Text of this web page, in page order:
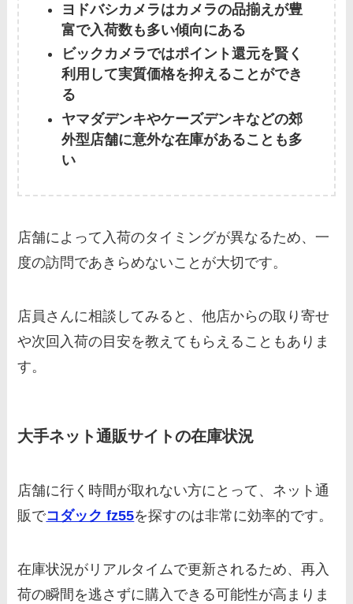
ヨドバシカメラはカメラの品揃えが豊
富で入荷数も多い傾向にある
ビックカメラではポイント還元を賢く
利用して実質価格を抑えることができ
る
ヤマダデンキやケーズデンキなどの郊
外型店舗に意外な在庫があることも多
い
店舗によって入荷のタイミングが異なるため、一
度の訪問であきらめないことが大切です。
店員さんに相談してみると、他店からの取り寄せ
や次回入荷の目安を教えてもらえることもありま
す。
大手ネット通販サイトの在庫状況
店舗に行く時間が取れない方にとって、ネット通
販でコダック fz55を探すのは非常に効率的です。
在庫状況がリアルタイムで更新されるため、再入
荷の瞬間を逃さずに購入できる可能性が高まりま